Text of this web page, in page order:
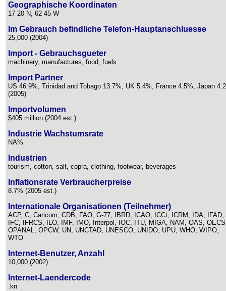
Geographische Koordinaten
17 20 N, 62 45 W
Im Gebrauch befindliche Telefon-Hauptanschluesse
25,000 (2004)
Import - Gebrauchsgueter
machinery, manufactures, food, fuels
Import Partner
US 46.9%, Trinidad and Tobago 13.7%, UK 5.4%, France 4.5%, Japan
(2005)
Importvolumen
$405 million (2004 est.)
Industrie Wachstumsrate
NA%
Industrien
tourism, cotton, salt, copra, clothing, footwear, beverages
Inflationsrate Verbraucherpreise
8.7% (2005 est.)
Internationale Organisationen (Teilnehmer)
ACP, C, Caricom, CDB, FAO, G-77, IBRD, ICAO, ICCt, ICRM, IDA, IFAD,
IFC, IFRCS, ILO, IMF, IMO, Interpol, IOC, ITU, MIGA, NAM, OAS,
OPANAL, OPCW, UN, UNCTAD, UNESCO, UNIDO, UPU, WHO, WIPO,
WTO
Internet-Benutzer, Anzahl
10,000 (2002)
Internet-Laendercode
.kn